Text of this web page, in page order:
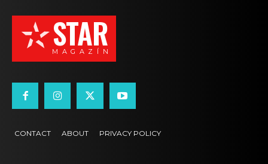
STAR
M A G A Z Í N
CONTACT ABOUT PRIVACY POLICY